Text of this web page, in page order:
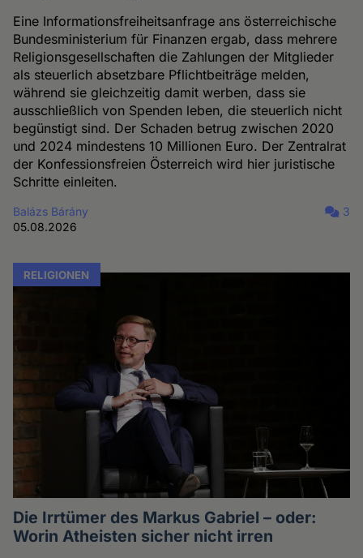
Eine Informationsfreiheitsanfrage ans österreichische
Bundesministerium für Finanzen ergab, dass mehrere
Religionsgesellschaften die Zahlungen der Mitglieder
als steuerlich absetzbare Pflichtbeiträge melden,
während sie gleichzeitig damit werben, dass sie
ausschließlich von Spenden leben, die steuerlich nicht
begünstigt sind. Der Schaden betrug zwischen 2020
und 2024 mindestens 10 Millionen Euro. Der Zentralrat
der Konfessionsfreien Österreich wird hier juristische
Schritte einleiten.
Balázs Bárány
05.08.2026
3
RELIGIONEN
Die Irrtümer des Markus Gabriel – oder:
Worin Atheisten sicher nicht irren